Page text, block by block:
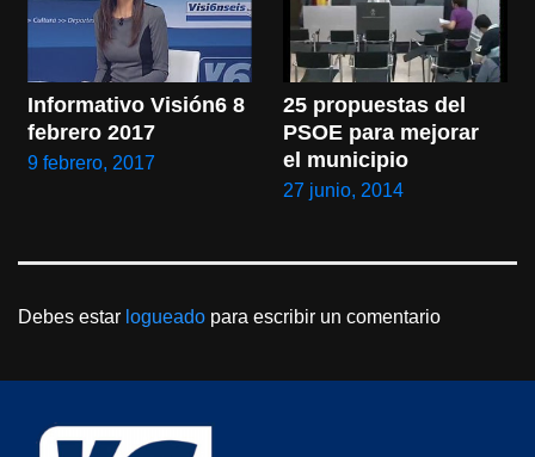
Informativo Visión6 8
febrero 2017
9 febrero, 2017
25 propuestas del
PSOE para mejorar
el municipio
27 junio, 2014
Debes estar logueado para escribir un comentario